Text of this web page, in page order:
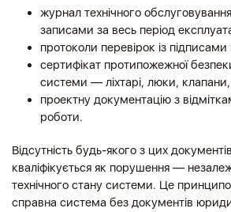
журнал технічного
записами за весь період
протоколи перевірок із підписами
сертифікат протипожежної
системи — ліхтарі, люки,
проектну документацію з
роботи.
Відсутність будь-якого з цих
кваліфікується як порушення —
технічного стану системи. Це
справна система без документів